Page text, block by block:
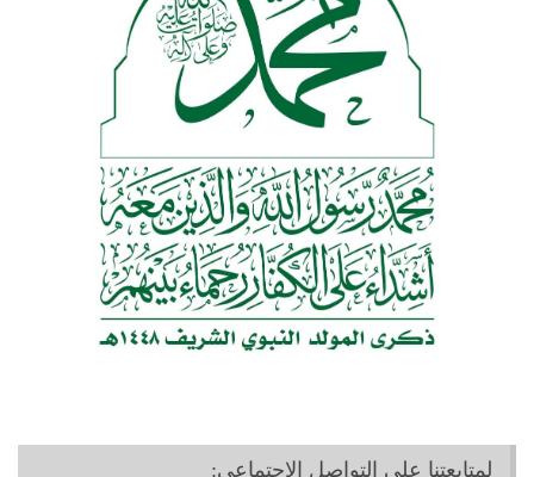
لمتابعتنا على التواصل الاجتماعي: